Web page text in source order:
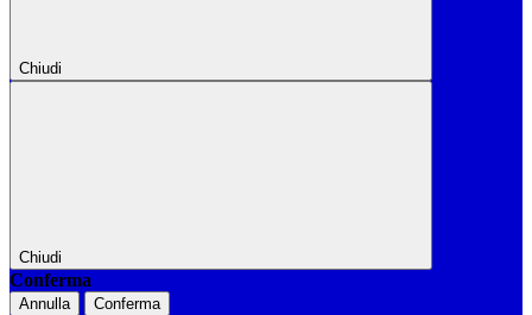
Chiudi
Chiudi
Conferma
Annulla Conferma